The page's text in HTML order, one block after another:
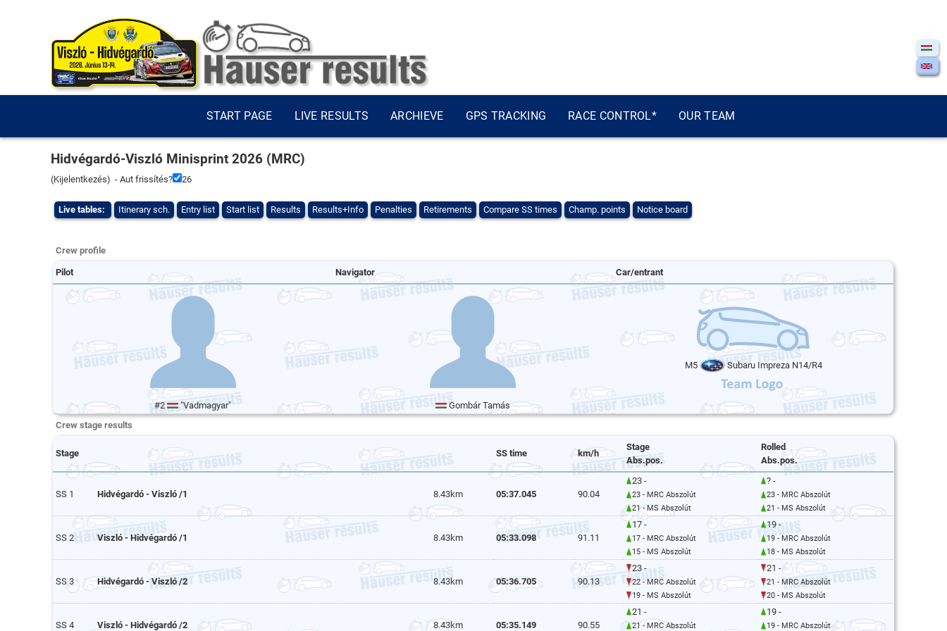
START PAGE LIVE RESULTS ARCHIEVE GPS TRACKING RACE CONTROL* OUR TEAM
Hidvégardó-Viszló Minisprint 2026 (MRC)
(Kijelentkezés) - Aut frissítés? 26
Live tables: Itinerary sch. Entry list Start list Results Results+Info Penalties Retirements Compare SS times Champ. points Notice board
Crew profile
Pilot Navigator Car/entrant
#2 "Vadmagyar" Gombár Tamás
M5 Subaru Impreza N14/R4
Crew stage results
Stage SS time km/h
Stage
Abs.pos.
Rolled
Abs.pos.
SS 1 Hidvégardó - Viszló /1 8.43km 05:37.045 90.04
23 -
23 - MRC Abszolút
21 - MS Abszolút
? -
23 - MRC Abszolút
21 - MS Abszolút
SS 2 Viszló - Hidvégardó /1 8.43km 05:33.098 91.11
17 -
17 - MRC Abszolút
15 - MS Abszolút
19 -
19 - MRC Abszolút
18 - MS Abszolút
SS 3 Hidvégardó - Viszló /2 8.43km 05:36.705 90.13
23 -
22 - MRC Abszolút
19 - MS Abszolút
21 -
21 - MRC Abszolút
20 - MS Abszolút
SS 4 Viszló - Hidvégardó /2 8.43km 05:35.149 90.55
21 -
21 - MRC Abszolút
19 -
19 - MRC Abszolút